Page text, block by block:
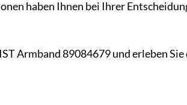
haben Ihnen bei Ihrer
Armband 89084679 und erleben